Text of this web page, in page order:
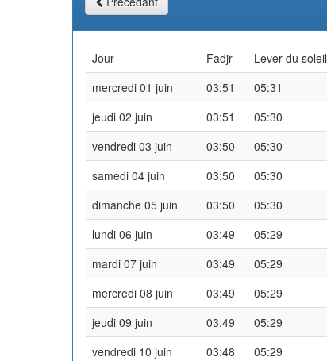
Jour Fadjr Lever du soleil
mercredi 01 juin
03:51 05:31
jeudi 02 juin
03:51 05:30
vendredi 03 juin
03:50 05:30
samedi 04 juin
03:50 05:30
dimanche 05 juin
03:50 05:30
lundi 06 juin
03:49 05:29
mardi 07 juin
03:49 05:29
mercredi 08 juin
03:49 05:29
jeudi 09 juin
03:49 05:29
vendredi 10 juin
03:48 05:29